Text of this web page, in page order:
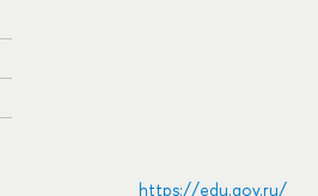
https://edu.gov.ru/